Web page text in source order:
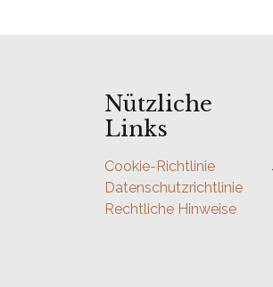
Nützliche
Links
Cookie-Richtlinie
Datenschutzrichtlinie
Rechtliche Hinweise